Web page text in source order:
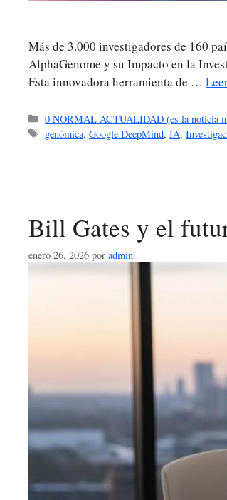
Más de 3.000 investigadores de 160
AlphaGenome y su Impacto en la
Esta innovadora herramienta de …
Categorías
0 NORMAL ACTUALIDAD (es la noticia
Etiquetas
genómica,Google DeepMind,IA,
Bill Gates y el
enero 26, 2026 por admin